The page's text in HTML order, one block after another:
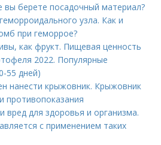
вы берете посадочный материал?
узла. Как и
при геморрое?
как фрукт. Пищевая ценность
2022. Популярные
55 дней)
нанести крыжовник. Крыжовник
противопоказания
вред для здоровья и организма.
с применением таких